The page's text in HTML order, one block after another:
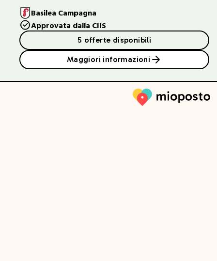
Basilea Campagna
Approvata dalla CIIS
5 offerte disponibili
Maggiori informazioni